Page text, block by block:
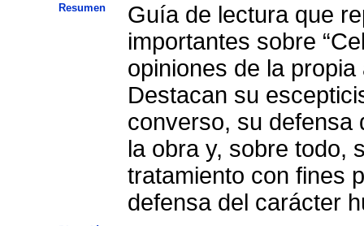
Resumen
Guía de lectura que
importantes sobre
opiniones de la
Destacan su
converso, su defensa
la obra y, sobre todo,
tratamiento con fines
defensa del carácter